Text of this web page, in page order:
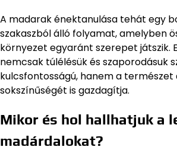
A madarak énektanulása tehát egy
szakaszból álló folyamat, amelyben
környezet egyaránt szerepet játszik.
nemcsak túlélésük és szaporodásuk
kulcsfontosságú, hanem a természet
sokszínűségét is gazdagítja.
Mikor és hol hallhatjuk a
madárdalokat?